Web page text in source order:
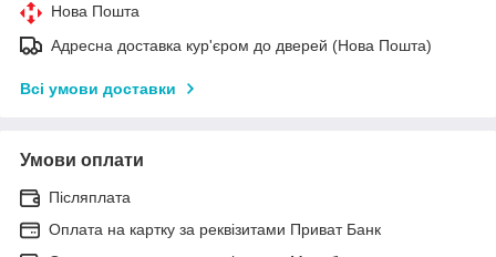
Нова Пошта
Адресна доставка кур'єром до дверей (Нова Пошта)
Всі умови доставки
Умови оплати
Післяплата
Оплата на картку за реквізитами Приват Банк